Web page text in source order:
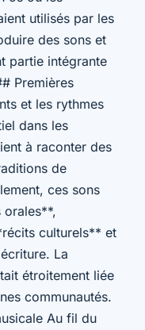
utilisés par les
des sons et
partie intégrante
Premières
et les rythmes
dans les
à raconter des
de
ces sons
orales**,
culturels** et
La
étroitement liée
communautés.
Au fil du